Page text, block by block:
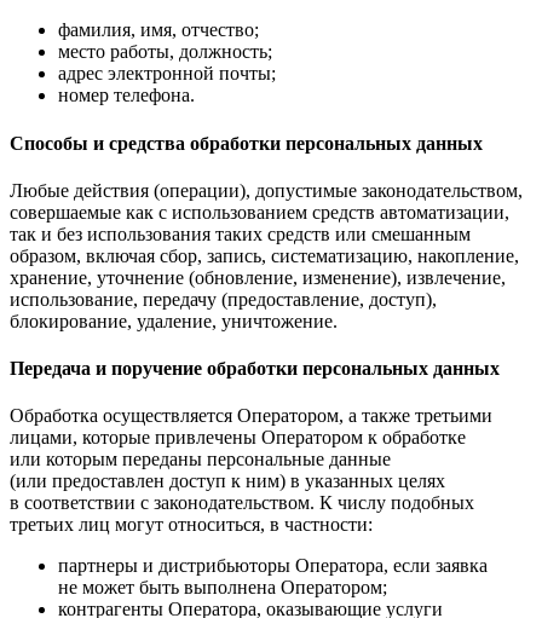
фамилия, имя, отчество;
место работы, должность;
адрес электронной почты;
номер телефона.
Способы и средства обработки персональных данных
Любые действия (операции), допустимые законодательством,
совершаемые как с использованием средств автоматизации,
так и без использования таких средств или смешанным
образом, включая сбор, запись, систематизацию, накопление,
хранение, уточнение (обновление, изменение), извлечение,
использование, передачу (предоставление, доступ),
блокирование, удаление, уничтожение.
Передача и поручение обработки персональных данных
Обработка осуществляется Оператором, а также третьими
лицами, которые привлечены Оператором к обработке
или которым переданы персональные данные
(или предоставлен доступ к ним) в указанных целях
в соответствии с законодательством. К числу подобных
третьих лиц могут относиться, в частности:
партнеры и дистрибьюторы Оператора, если заявка
не может быть выполнена Оператором;
контрагенты Оператора, оказывающие услуги